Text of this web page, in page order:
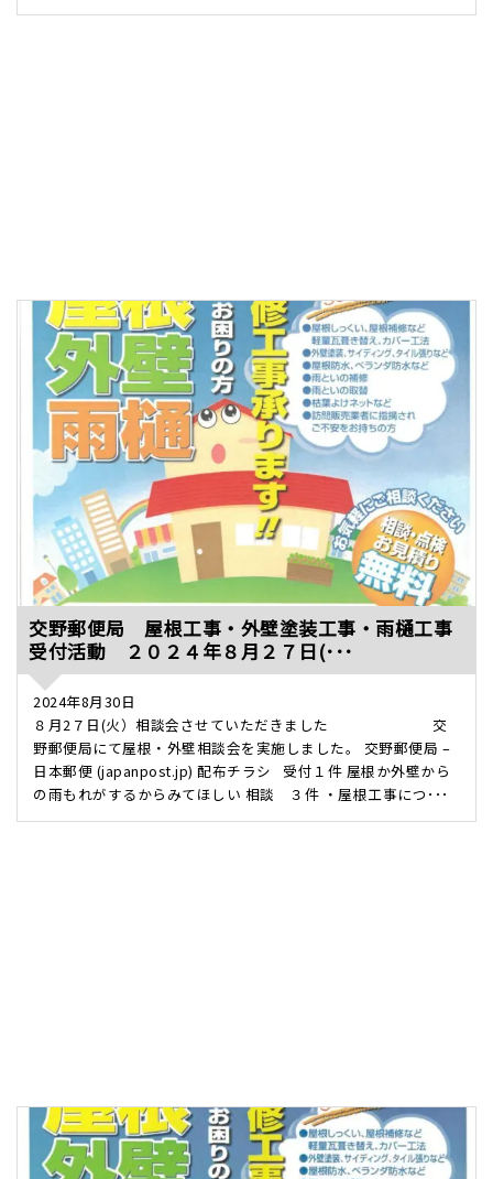
交野郵便局 屋根工事・外壁塗装工事・雨樋工事
受付活動 ２０２４年８月２７日(･･･
2024年8月30日
８月2７日(火）相談会させていただきました 交
野郵便局にて屋根・外壁相談会を実施しました。 交野郵便局 –
日本郵便 (japanpost.jp) 配布チラシ 受付１件 屋根か外壁から
の雨もれがするからみてほしい 相談 ３件 ・屋根工事につ･･･